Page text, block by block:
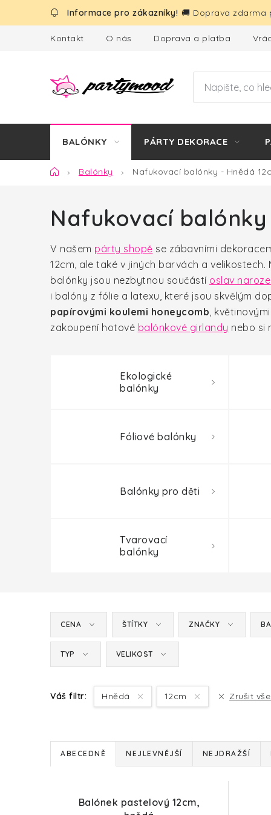
🚚 Doprava zdarma
Kontakt O nás Doprava a platba
BALÓNKY PÁRTY DEKORACE
DomůBalónky Nafukovací balónky - Hnědá
Nafukovací balónky
V našem párty shopě se zábavními
12cm, ale také v jiných barvách a
balónky jsou nezbytnou součástí oslav
i balóny z fólie a latexu, které jsou skvělým
papírovými koulemi honeycomb,
zakoupení hotové balónkové girlandy nebo si
Ekologické
balónky
Fóliové balónky
Balónky pro děti
Tvarovací
balónky
CENA ŠTÍTKY ZNAČKY
TYP VELIKOST
Váš filtr: Hnědá 12cm Zrušit
Ř
ABECEDNĚ NEJLEVNĚJŠÍ NEJDRAŽŠÍ
Balónek pastelový 12cm,